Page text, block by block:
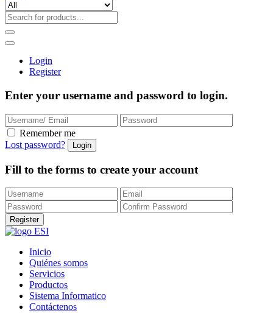
Login
Register
Enter your username and password to login.
Remember me
Lost password?
Fill to the forms to create your account
Inicio
Quiénes somos
Servicios
Productos
Sistema Informatico
Contáctenos